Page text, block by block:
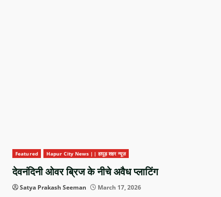
Featured Hapur City News || हापुड़ शहर न्यूज़
देवनंदिनी ओवर ब्रिज के नीचे अवैध प्लाटिंग
Satya Prakash Seeman March 17, 2026